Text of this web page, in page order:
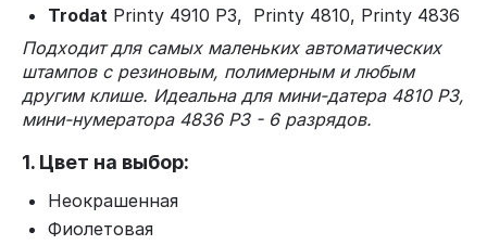
Trodat Printy 4910 P3, Printy 4810, Printy 4836
Подходит для самых маленьких автоматических
штампов с резиновым, полимерным и любым
другим клише. Идеальна для мини-датера 4810 P3,
мини-нумератора 4836 P3 - 6 разрядов.
1. Цвет на выбор:
Неокрашенная
Фиолетовая